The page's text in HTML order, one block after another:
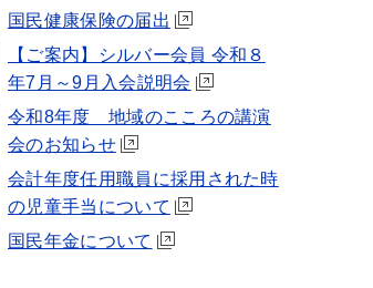
国民健康保険の届出
【ご案内】シルバー会員 令和８
年7月～9月入会説明会
令和8年度 地域のこころの講演
会のお知らせ
会計年度任用職員に採用された時
の児童手当について
国民年金について